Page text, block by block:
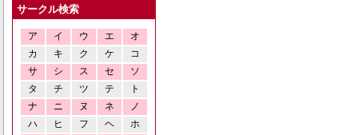
サークル検索
ア イ ウ エ
オ
カ
キ ク ケ
コ
サ
シ ス セ
ソ
タ
チ ツ テ
ト
ナ
ニ ヌ ネ
ノ
ハ
ヒ フ ヘ
ホ